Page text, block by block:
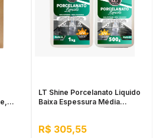
LT Shine Porcelanato Liquido
Baixa Espessura Média
R$ 305,55